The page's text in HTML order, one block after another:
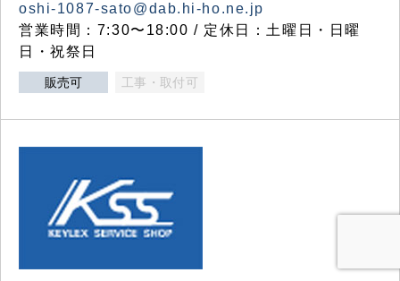
oshi-1087-sato@dab.hi-ho.ne.jp
営業時間：7:30〜18:00 / 定休日：土曜日・日曜
日・祝祭日
販売可 工事・取付可